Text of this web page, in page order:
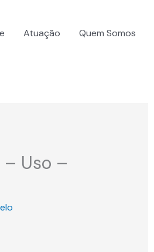
Atuação Quem Somos
Uso –